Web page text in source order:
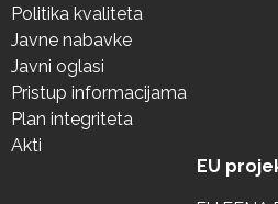
Politika kvaliteta
Javne nabavke
Javni oglasi
Pristup informacijama
Plan integriteta
Akti
EU